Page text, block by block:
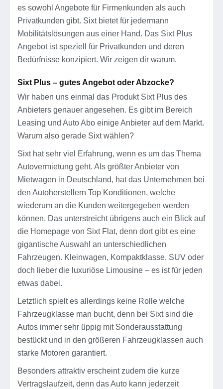
es sowohl Angebote für Firmenkunden als auch
Privatkunden gibt. Sixt bietet für jedermann
Mobilitätslösungen aus einer Hand. Das Sixt Plus
Angebot ist speziell für Privatkunden und deren
Bedürfnisse konzipiert. Wir zeigen dir warum.
Sixt Plus – gutes Angebot oder Abzocke?
Wir haben uns einmal das Produkt Sixt Plus des
Anbieters genauer angesehen. Es gibt im Bereich
Leasing und Auto Abo einige Anbieter auf dem Markt.
Warum also gerade Sixt wählen?
Sixt hat sehr viel Erfahrung, wenn es um das Thema
Autovermietung geht. Als größter Anbieter von
Mietwagen in Deutschland, hat das Unternehmen bei
den Autoherstellern Top Konditionen, welche
wiederum an die Kunden weitergegeben werden
können. Das unterstreicht übrigens auch ein Blick auf
die Homepage von Sixt Flat, denn dort gibt es eine
gigantische Auswahl an unterschiedlichen
Fahrzeugen. Kleinwagen, Kompaktklasse, SUV oder
doch lieber die luxuriöse Limousine – es ist für jeden
etwas dabei.
Letztlich spielt es allerdings keine Rolle welche
Fahrzeugklasse man bucht, denn bei Sixt sind die
Autos immer sehr üppig mit Sonderausstattung
bestückt und in den größeren Fahrzeugklassen auch
starke Motoren garantiert.
Besonders attraktiv erscheint zudem die kurze
Vertragslaufzeit, denn das Auto kann jederzeit